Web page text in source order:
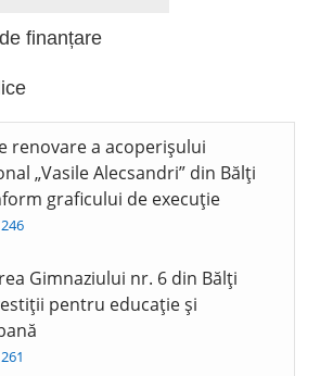
finanțare
renovare a acoperișului
„Vasile Alecsandri” din Bălți
graficului de execuție
Gimnaziului nr. 6 din Bălți
pentru educație și